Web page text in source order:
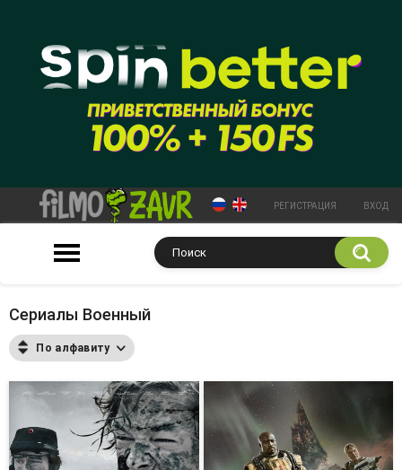
РЕГИСТРАЦИЯ ВХОД
Сериалы Военный
По алфавиту